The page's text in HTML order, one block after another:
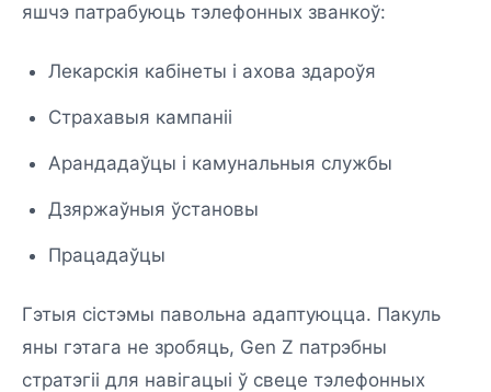
яшчэ патрабуюць тэлефонных званкоў:
Лекарскія кабінеты і ахова здароўя
Страхавыя кампаніі
Арандадаўцы і камунальныя службы
Дзяржаўныя ўстановы
Працадаўцы
Гэтыя сістэмы павольна адаптуюцца. Пакуль
яны гэтага не зробяць, Gen Z патрэбны
стратэгіі для навігацыі ў свеце тэлефонных